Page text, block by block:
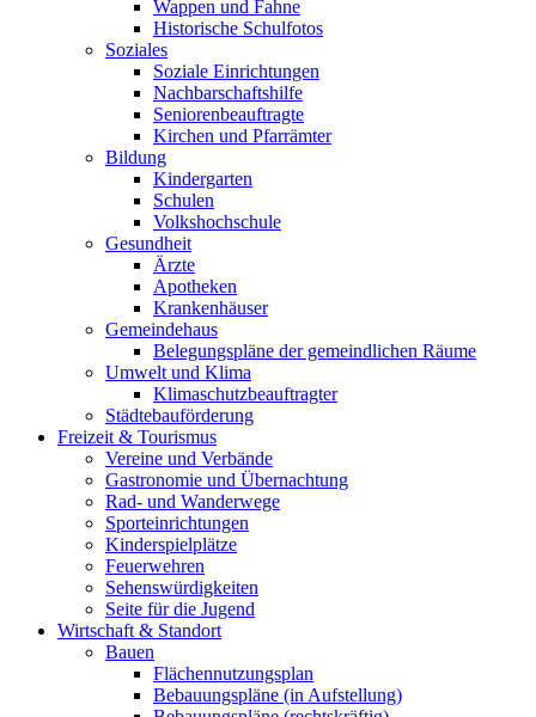
Wappen und Fahne
Historische Schulfotos
Soziales
Soziale Einrichtungen
Nachbarschaftshilfe
Seniorenbeauftragte
Kirchen und Pfarrämter
Bildung
Kindergarten
Schulen
Volkshochschule
Gesundheit
Ärzte
Apotheken
Krankenhäuser
Gemeindehaus
Belegungspläne der gemeindlichen Räume
Umwelt und Klima
Klimaschutzbeauftragter
Städtebauförderung
Freizeit & Tourismus
Vereine und Verbände
Gastronomie und Übernachtung
Rad- und Wanderwege
Sporteinrichtungen
Kinderspielplätze
Feuerwehren
Sehenswürdigkeiten
Seite für die Jugend
Wirtschaft & Standort
Bauen
Flächennutzungsplan
Bebauungspläne (in Aufstellung)